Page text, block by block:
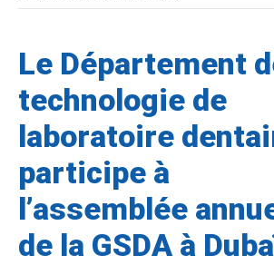
Le Département
technologie de
laboratoire
participe à
l’assemblée
de la GSDA à